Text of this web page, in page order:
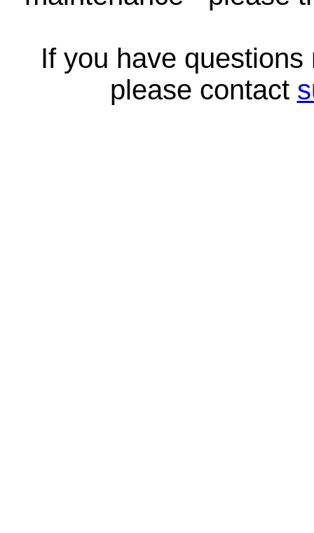
If you have
please contact